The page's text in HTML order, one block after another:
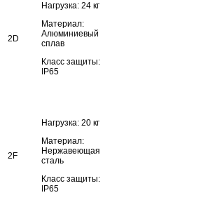
2D
Нагрузка: 24 кг
Материал:
Алюминиевый
сплав
Класс защиты:
IP65
2F
Нагрузка: 20 кг
Материал:
Нержавеющая
сталь
Класс защиты:
IP65